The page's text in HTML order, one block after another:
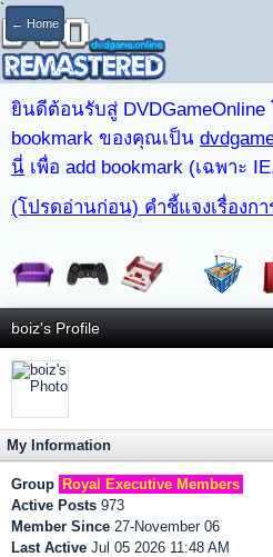
`
← Home
ยินดีต้อนรับสู่
bookmark ของคุณเป็น
นี่ เพื่อ add bookmark (เฉพาะ
(โปรดอ่านก่อน) คำชี้แจงเรื่องก
boiz's Profile
My Information
Group Royal Executive Members
Active Posts 973
Member Since 27-November 06
Last Active Jul 05 2026 11:48 AM